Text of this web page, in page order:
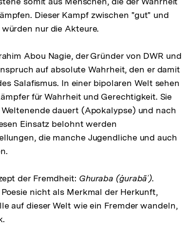
Dieser Kampf zwischen "gut" und
nur die Akteure.
Abou Nagie, der Gründer von DWR und
auf absolute Wahrheit, den er damit
Salafismus. In einer bipolaren Welt sehen
für Wahrheit und Gerechtigkeit. Sie
dauert (Apokalypse) und nach
Einsatz belohnt werden
die manche Jugendliche und auch
der Fremdheit: Ghuraba (ġurabāʾ).
nicht als Merkmal der Herkunft,
auf dieser Welt wie ein Fremder wandeln,